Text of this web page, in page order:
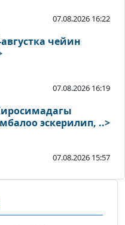
07.08.2026 16:22
чейин
07.08.2026 16:19
атомдук бомбалоо эскерилип, ..>
07.08.2026 15:57